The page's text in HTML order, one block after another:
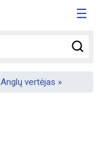
☰
Anglų vertėjas